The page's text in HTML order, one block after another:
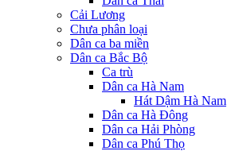
Cải Lương
Chưa phân loại
Dân ca ba miền
Dân ca Bắc Bộ
Ca trù
Dân ca Hà Nam
Hát Dậm Hà Nam
Dân ca Hà Đông
Dân ca Hải Phòng
Dân ca Phú Thọ